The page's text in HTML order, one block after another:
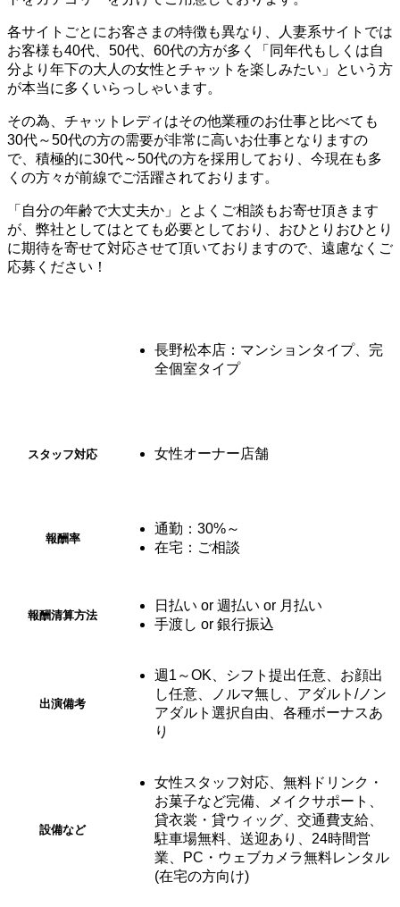
各サイトごとにお客さまの特徴も異なり、人妻系サイトでは
お客様も40代、50代、60代の方が多く「同年代もしくは自
分より年下の大人の女性とチャットを楽しみたい」という方
が本当に多くいらっしゃいます。
その為、チャットレディはその他業種のお仕事と比べても
30代～50代の方の需要が非常に高いお仕事となりますの
で、積極的に30代～50代の方を採用しており、今現在も多
くの方々が前線でご活躍されております。
「自分の年齢で大丈夫か」とよくご相談もお寄せ頂きます
が、弊社としてはとても必要としており、おひとりおひとり
に期待を寄せて対応させて頂いておりますので、遠慮なくご
応募ください！
長野松本店：マンションタイプ、完
全個室タイプ
スタッフ対応 女性オーナー店舗
報酬率
通勤：30%～
在宅：ご相談
報酬清算方法
日払い or 週払い or 月払い
手渡し or 銀行振込
出演備考
週1～OK、シフト提出任意、お顔出
し任意、ノルマ無し、アダルト/ノン
アダルト選択自由、各種ボーナスあ
り
設備など
女性スタッフ対応、無料ドリンク・
お菓子など完備、メイクサポート、
貸衣裳・貸ウィッグ、交通費支給、
駐車場無料、送迎あり、24時間営
業、PC・ウェブカメラ無料レンタル
(在宅の方向け)